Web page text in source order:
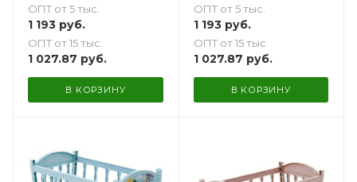
коричневая
ОПТ от 5 тыс.
1 193 руб.
ОПТ от 15 тыс.
1 027.87 руб.
В КОРЗИНУ
ОПТ от 5 тыс.
1 193руб.
ОПТ от 15 тыс.
1 027.87 руб.
В КОРЗИНУ